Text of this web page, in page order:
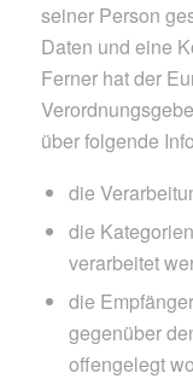
seiner Person
Daten und eine
Ferner hat der
über folgende
die
die
verarbeitet
die
gegenüber
offengelegt